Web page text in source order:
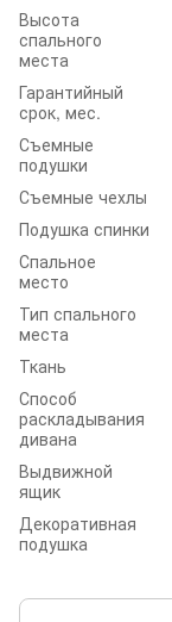
Высота
спального
места
Гарантийный
срок, мес.
Съемные
подушки
Съемные чехлы
Подушка спинки
Спальное
место
Тип спального
места
Ткань
Способ
раскладывания
дивана
Выдвижной
ящик
Декоративная
подушка